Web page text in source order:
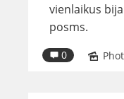
vienlaikus
posms.
0